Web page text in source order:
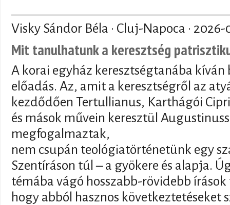
Visky Sándor Béla · Cluj-Napoca · 2026-
Mit tanulhatunk a keresztség
A korai egyház keresztségtanába
előadás. Az, amit a keresztségről az
kezdődően Tertullianus, Karthágói
és mások művein keresztül
megfogalmaztak,
nem csupán teológiatörténetünk egy
Szentíráson túl – a gyökere és alapja.
témába vágó hosszabb-rövidebb
hogy abból hasznos következtetéseket